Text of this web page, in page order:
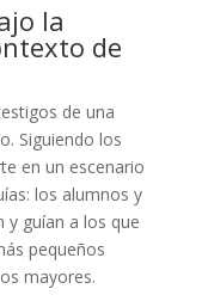
la
de
de una
Siguiendo los
en un escenario
los alumnos y
y guían a los que
pequeños
mayores.